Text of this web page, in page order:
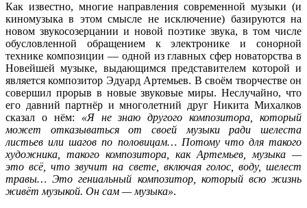
Как известно, многие направления современной музыки (и
киномузыка в этом смысле не исключение) базируются на
новом звукосозерцании и новой поэтике звука, в том числе
обусловленной обращением к электронике и сонорной
технике композиции — одной из главных сфер новаторства в
Новейшей музыке, выдающимся представителем которой и
является композитор Эдуард Артемьев. В своём творчестве он
совершил прорыв в новые звуковые миры. Неслучайно, что
его давний партнёр и многолетний друг Никита Михалков
сказал о нём: «Я не знаю другого композитора, который
может отказываться от своей музыки ради шелеста
листьев или шагов по половицам… Потому что для такого
художника, такого композитора, как Артемьев, музыка —
это всё, что звучит на свете, включая голос, воду, шелест
травы… Это гениальный композитор, который всю жизнь
живёт музыкой. Он сам — музыка».